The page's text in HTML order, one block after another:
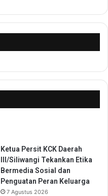
Ketua Persit KCK Daerah
III/Siliwangi Tekankan Etika
Bermedia Sosial dan
Penguatan Peran Keluarga
7 Agustus 2026